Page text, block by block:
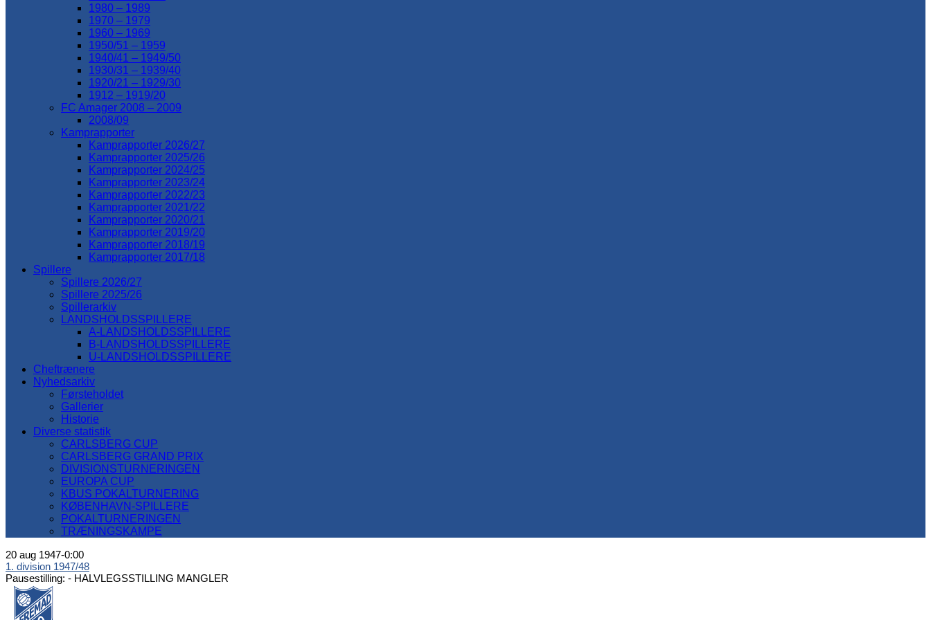
1980 – 1989
1970 – 1979
1960 – 1969
1950/51 – 1959
1940/41 – 1949/50
1930/31 – 1939/40
1920/21 – 1929/30
1912 – 1919/20
FC Amager 2008 – 2009
2008/09
Kamprapporter
Kamprapporter 2026/27
Kamprapporter 2025/26
Kamprapporter 2024/25
Kamprapporter 2023/24
Kamprapporter 2022/23
Kamprapporter 2021/22
Kamprapporter 2020/21
Kamprapporter 2019/20
Kamprapporter 2018/19
Kamprapporter 2017/18
Spillere
Spillere 2026/27
Spillere 2025/26
Spillerarkiv
LANDSHOLDSSPILLERE
A-LANDSHOLDSSPILLERE
B-LANDSHOLDSSPILLERE
U-LANDSHOLDSSPILLERE
Cheftrænere
Nyhedsarkiv
Førsteholdet
Gallerier
Historie
Diverse statistik
CARLSBERG CUP
CARLSBERG GRAND PRIX
DIVISIONSTURNERINGEN
EUROPA CUP
KBUS POKALTURNERING
KØBENHAVN-SPILLERE
POKALTURNERINGEN
TRÆNINGSKAMPE
20 aug 1947-0:00
1. division 1947/48
Pausestilling: - HALVLEGSSTILLING MANGLER